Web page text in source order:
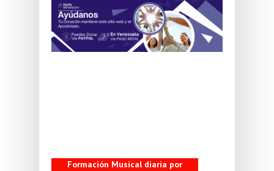
Formación Musical diaria por